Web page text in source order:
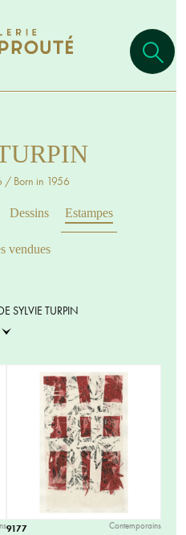
/ Born in 1956
Dessins Estampes
vendues
SYLVIE TURPIN
9177 Contemporains